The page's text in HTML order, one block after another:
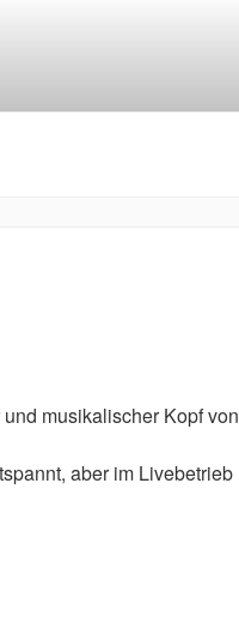
musikalischer Kopf von
aber im Livebetrieb